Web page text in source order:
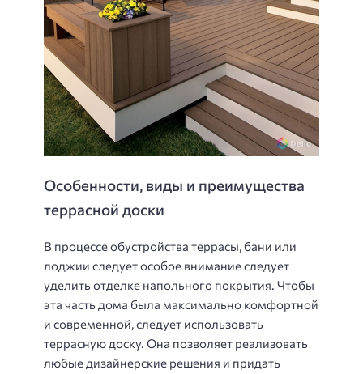
Особенности, виды и преимущества
террасной доски
В процессе обустройства террасы, бани или
лоджии следует особое внимание следует
уделить отделке напольного покрытия. Чтобы
эта часть дома была максимально комфортной
и современной, следует использовать
террасную доску. Она позволяет реализовать
любые дизайнерские решения и придать